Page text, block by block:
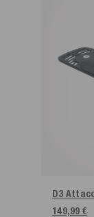
D3
149,99 €